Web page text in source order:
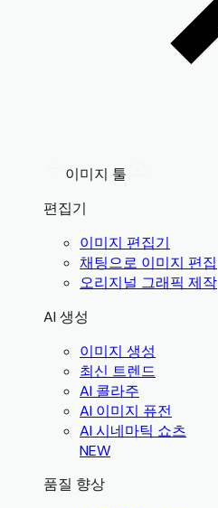
이미지 툴
편집기
이미지 편집기
채팅으로 이미지 편집
오리지널 그래픽 제작
AI 생성
이미지 생성
최신 트렌드
AI 콜라주
AI 이미지 퓨전
AI 시네마틱 쇼츠
NEW
품질 향상